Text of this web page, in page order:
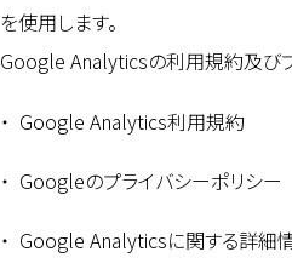
を使用します。
Google Analyticsの利用規約及び
Google Analytics利用規約
Googleのプライバシーポリシー
Google Analyticsに関する詳細